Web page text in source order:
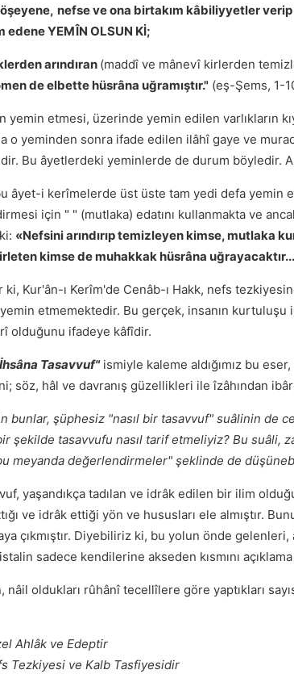
nefse ve ona birtakım kâbiliyyetler
edene YEMÎN OLSUN Kİ;
arındıran (maddî ve mânevî kirlerden
de elbette hüsrâna uğramıştır." (eş-Şems, 1-
yemin etmesi, üzerinde yemin edilen varlıkların
o yeminden sonra ifade edilen ilâhî gaye ve
Bu âyetlerdeki yeminlerde de durum böyledir.
âyet-i kerîmelerde üst üste tam yedi defa yemin
için " " (mutlaka) edatını kullanmakta ve
«Nefsini arındırıp temizleyen kimse, mutlaka
kimse de muhakkak hüsrâna
Kur'ân-ı Kerîm'de Cenâb-ı Hakk, nefs
etmemektedir. Bu gerçek, insanın
olduğunu ifadeye kâfîdir.
Tasavvuf"ismiyle kaleme aldığımız bu
söz, hâl ve davranış güzellikleri ile îzâhından
bunlar, şüphesiz "nasıl bir tasavvuf" suâlinin de
şekilde tasavvufu nasıl tarif etmeliyiz? Bu suâli,
meyanda değerlendirmeler" şeklinde de
yaşandıkça tadılan ve idrâk edilen bir ilim
ve idrâk ettiği yön ve hususları ele almıştır.
çıkmıştır. Diyebiliriz ki, bu yolun önde
sadece kendilerine akseden kısmını
nâil oldukları rûhânî tecellîlere göre yaptıkları
Ahlâk ve Edeptir
Tezkiyesi ve Kalb Tasfiyesidir